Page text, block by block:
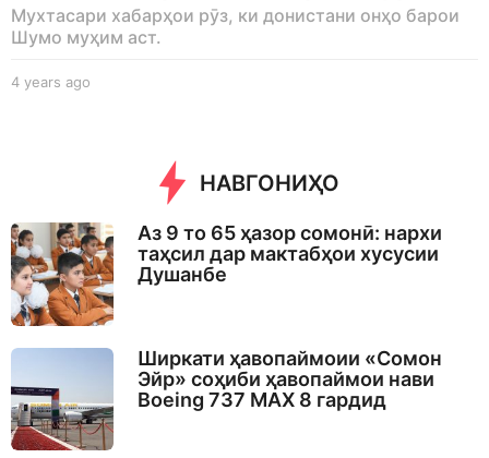
Мухтасари хабарҳои рӯз, ки донистани онҳо барои
Шумо муҳим аст.
4 years ago
g
o
НАВГОНИҲО
Аз 9 то 65 ҳазор сомонӣ: нархи
таҳсил дар мактабҳои хусусии
Душанбе
Ширкати ҳавопаймоии «Сомон
Эйр» соҳиби ҳавопаймои нави
Boeing 737 MAX 8 гардид